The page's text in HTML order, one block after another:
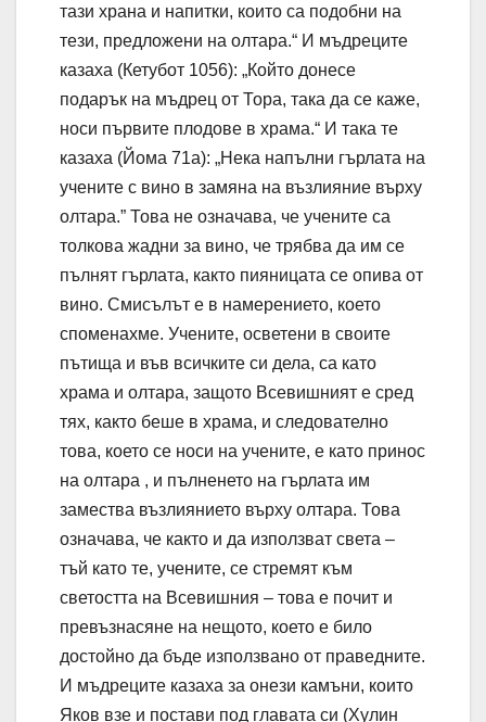
тази храна и напитки, които са подобни на
тези, предложени на олтара.“ И мъдреците
казаха (Кетубот 1056): „Който донесе
подарък на мъдрец от Тора, така да се каже,
носи първите плодове в храма.“ И така те
казаха (Йома 71а): „Нека напълни гърлата на
учените с вино в замяна на възлияние върху
олтара.” Това не означава, че учените са
толкова жадни за вино, че трябва да им се
пълнят гърлата, както пияницата се опива от
вино. Смисълът е в намерението, което
споменахме. Учените, осветени в своите
пътища и във всичките си дела, са като
храма и олтара, защото Всевишният е сред
тях, както беше в храма, и следователно
това, което се носи на учените, е като принос
на олтара , и пълненето на гърлата им
замества възлиянието върху олтара. Това
означава, че както и да използват света –
тъй като те, учените, се стремят към
светостта на Всевишния – това е почит и
превъзнасяне на нещото, което е било
достойно да бъде използвано от праведните.
И мъдреците казаха за онези камъни, които
Яков взе и постави под главата си (Хулин